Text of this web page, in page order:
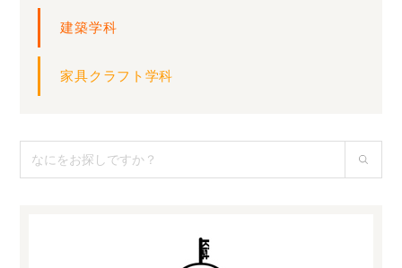
建築学科
家具クラフト学科